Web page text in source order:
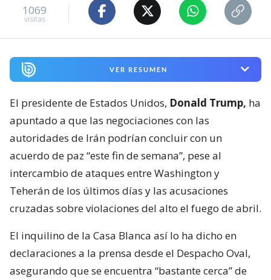
1069
visitas
VER RESUMEN
El presidente de Estados Unidos, Donald Trump, ha
apuntado a que las negociaciones con las
autoridades de Irán podrían concluir con un
acuerdo de paz “este fin de semana”, pese al
intercambio de ataques entre Washington y
Teherán de los últimos días y las acusaciones
cruzadas sobre violaciones del alto el fuego de abril.
El inquilino de la Casa Blanca así lo ha dicho en
declaraciones a la prensa desde el Despacho Oval,
asegurando que se encuentra “bastante cerca” de